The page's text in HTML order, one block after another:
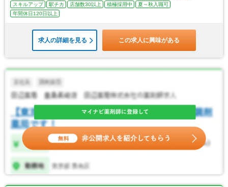
スキルアップ
駅チカ 店舗数30以上 積極採用中
夏～秋入職可
年間休日120日以上
求人の詳細を見る この求人に興味がある